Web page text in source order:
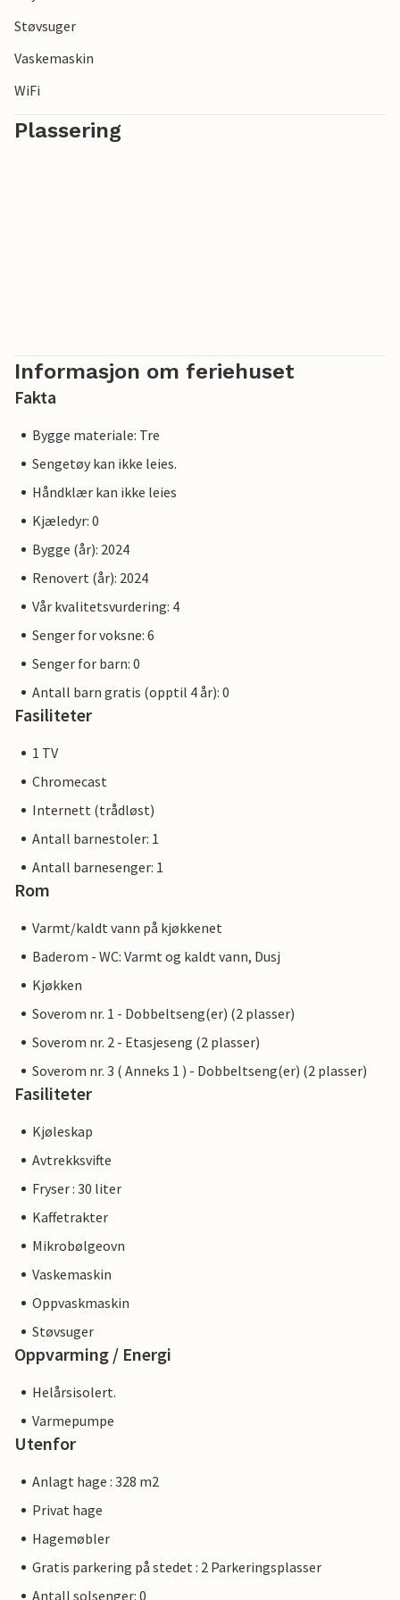
Støvsuger
Vaskemaskin
WiFi
Plassering
Informasjon om feriehuset
Fakta
Bygge materiale: Tre
Sengetøy kan ikke leies.
Håndklær kan ikke leies
Kjæledyr: 0
Bygge (år): 2024
Renovert (år): 2024
Vår kvalitetsvurdering: 4
Senger for voksne: 6
Senger for barn: 0
Antall barn gratis (opptil 4 år): 0
Fasiliteter
1 TV
Chromecast
Internett (trådløst)
Antall barnestoler: 1
Antall barnesenger: 1
Rom
Varmt/kaldt vann på kjøkkenet
Baderom - WC: Varmt og kaldt vann, Dusj
Kjøkken
Soverom nr. 1 - Dobbeltseng(er) (2 plasser)
Soverom nr. 2 - Etasjeseng (2 plasser)
Soverom nr. 3 ( Anneks 1 ) - Dobbeltseng(er) (2 plasser)
Fasiliteter
Kjøleskap
Avtrekksvifte
Fryser : 30 liter
Kaffetrakter
Mikrobølgeovn
Vaskemaskin
Oppvaskmaskin
Støvsuger
Oppvarming / Energi
Helårsisolert.
Varmepumpe
Utenfor
Anlagt hage : 328 m2
Privat hage
Hagemøbler
Gratis parkering på stedet : 2 Parkeringsplasser
Antall solsenger: 0